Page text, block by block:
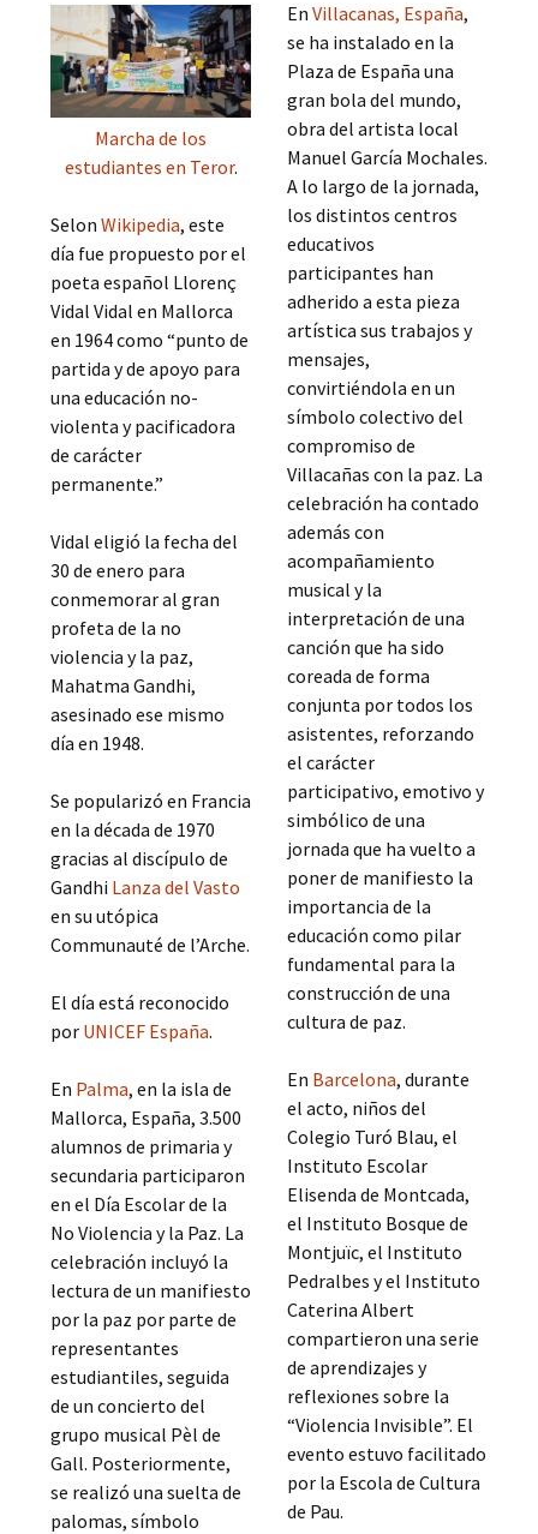
Marcha de los
estudiantes en Teror.
SelonWikipedia, este
día fue propuesto por el
poeta español Llorenç
Vidal Vidal en Mallorca
en 1964 como “punto de
partida y de apoyo para
una educación no-
violenta y pacificadora
de carácter
permanente.”
Vidal eligió la fecha del
30 de enero para
conmemorar al gran
profeta de la no
violencia y la paz,
Mahatma Gandhi,
asesinado ese mismo
día en 1948.
Se popularizó en Francia
en la década de 1970
gracias al discípulo de
Gandhi Lanza del Vasto
en su utópica
Communauté de l’Arche.
El día está reconocido
por UNICEF España.
En Palma, en la isla de
Mallorca, España, 3.500
alumnos de primaria y
secundaria participaron
en el Día Escolar de la
No Violencia y la Paz. La
celebración incluyó la
lectura de un manifiesto
por la paz por parte de
representantes
estudiantiles, seguida
de un concierto del
grupo musical Pèl de
Gall. Posteriormente,
se realizó una suelta de
palomas, símbolo
En Villacanas, España,
se ha instalado en la
Plaza de España una
gran bola del mundo,
obra del artista local
Manuel García Mochales.
A lo largo de la jornada,
los distintos centros
educativos
participantes han
adherido a esta pieza
artística sus trabajos y
mensajes,
convirtiéndola en un
símbolo colectivo del
compromiso de
Villacañas con la paz. La
celebración ha contado
además con
acompañamiento
musical y la
interpretación de una
canción que ha sido
coreada de forma
conjunta por todos los
asistentes, reforzando
el carácter
participativo, emotivo y
simbólico de una
jornada que ha vuelto a
poner de manifiesto la
importancia de la
educación como pilar
fundamental para la
construcción de una
cultura de paz.
En Barcelona, durante
el acto, niños del
Colegio Turó Blau, el
Instituto Escolar
Elisenda de Montcada,
el Instituto Bosque de
Montjuïc, el Instituto
Pedralbes y el Instituto
Caterina Albert
compartieron una serie
de aprendizajes y
reflexiones sobre la
“Violencia Invisible”. El
evento estuvo facilitado
por la Escola de Cultura
de Pau.